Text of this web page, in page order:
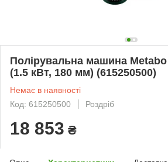
Полірувальна машина Metabo
(1.5 кВт, 180 мм) (615250500)
Немає в наявності
Код: 615250500
Роздріб
18 853 ₴